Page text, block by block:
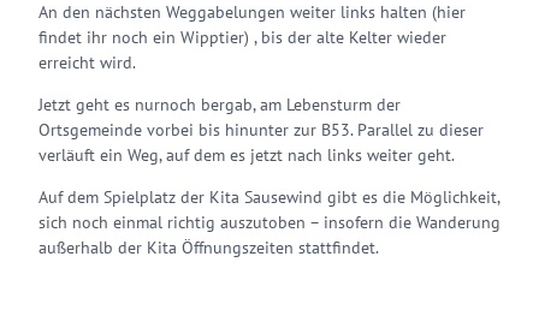
An den nächsten Weggabelungen weiter links halten (hier
findet ihr noch ein Wipptier) , bis der alte Kelter wieder
erreicht wird.
Jetzt geht es nurnoch bergab, am Lebensturm der
Ortsgemeinde vorbei bis hinunter zur B53. Parallel zu dieser
verläuft ein Weg, auf dem es jetzt nach links weiter geht.
Auf dem Spielplatz der Kita Sausewind gibt es die Möglichkeit,
sich noch einmal richtig auszutoben – insofern die Wanderung
außerhalb der Kita Öffnungszeiten stattfindet.